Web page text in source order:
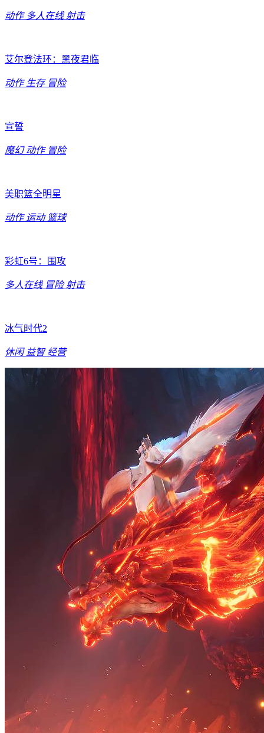
动作 多人在线 射击
艾尔登法环：黑夜君临
动作 生存 冒险
宣誓
魔幻 动作 冒险
美职篮全明星
动作 运动 篮球
彩虹6号：围攻
多人在线 冒险 射击
冰气时代2
休闲 益智 经营